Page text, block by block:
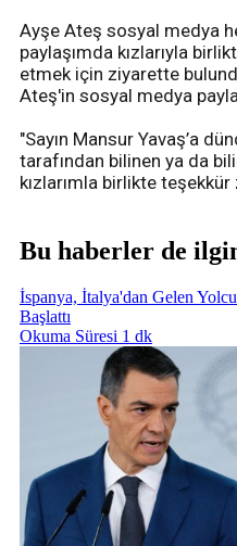
Ayşe Ateş sosyal medya
paylaşımda kızlarıyla
etmek için ziyarette
Ateş'in sosyal medya
"Sayın Mansur Yavaş’a
tarafından bilinen ya da
kızlarımla birlikte
Bu haberler de
İspanya, İtalya'dan Gelen
Başlattı
Okuma Süresi 1 dk